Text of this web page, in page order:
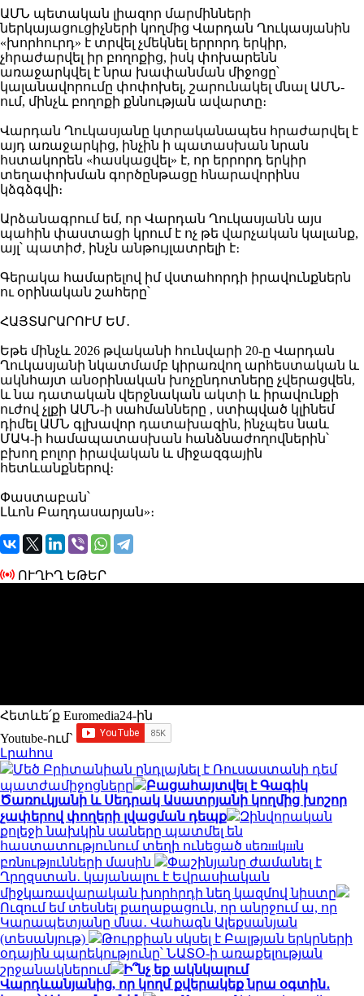
ԱՄՆ պետական լիազոր մարմինների
ներկայացուցիչների կողմից Վարդան Ղուկասյանին
«խորհուրդ» է տրվել չմեկնել երրորդ երկիր,
չհրաժարվել իր բողոքից, իսկ փոխարենն
առաջարկվել է նրա խափանման միջոցը՝
կալանավորումը փոփոխել, շարունակել մնալ ԱՄՆ-
ում, մինչև բողոքի քննության ավարտը։
Վարդան Ղուկասյանը կտրականապես հրաժարվել է
այդ առաջարկից, ինչին ի պատասխան նրան
հստակորեն «հասկացվել» է, որ երրորդ երկիր
տեղափոխման գործընթացը հնարավորինս
կձգձգվի։
Արձանագրում եմ, որ Վարդան Ղուկասյանն այս
պահին փաստացի կրում է ոչ թե վարչական կալանք,
այլ՝ պատիժ, ինչն անթույլատրելի է։
Գերակա համարելով իմ վստահորդի իրավունքներն
ու օրինական շահերը՝
ՀԱՅՏԱՐԱՐՈՒՄ ԵՄ․
Եթե մինչև 2026 թվականի հունվարի 20-ը Վարդան
Ղուկասյանի նկատմամբ կիրառվող արհեստական և
ակնհայտ անօրինական խոչընդոտները չվերացվեն,
և նա դատական վերջնական ակտի և իրավունքի
ուժով չլքի ԱՄՆ-ի սահմանները , ստիպված կլինեմ
դիմել ԱՄՆ գլխավոր դատախազին, ինչպես նաև
ՄԱԿ-ի համապատասխան հանձնաժողովներին՝
բխող բոլոր իրավական և միջազգային
հետևանքներով։
Փաստաբան՝
Լևոն Բաղդասարյան»։
ՈՒՂԻՂ ԵԹԵՐ
Հետևե՛ք Euromedia24-ին
Youtube-ում`
Լրահոս
Մեծ Բրիտանիան ընդլայնել է Ռուսաստանի դեմ
պատժամիջոցները
Բացահայտվել է Գագիկ
Ծառուկյանի և Սեդրակ Ասատրյանի կողմից խոշոր
չափերով փողերի լվացման դեպք
Զինվորական
քոլեջի նախկին սաները պատմել են
հաստատությունում տեղի ունեցած uեռшկшն
բռնnւթյnւնների մասին
Փաշինյանը ժամանել է
Ղրղզստան․ կայանալու է Եվրասիական
միջկառավարական խորհրդի նեղ կազմով նիստը
Ուզում եմ տեսնել քաղաքացուն, որ անրջում ա, որ
Կարապետյանը մնա․ Վահագն Ալեքսանյան
(տեսանյութ)
Թուրքիան սկսել է Բալթյան երկրների
օդային պարեկությունը՝ ՆԱՏՕ-ի առաքելության
շրջանակներում
Ի՞նչ եք ակնկալում
Վարդևանյանից, որ կողմ քվերակեք նրա օգտին․